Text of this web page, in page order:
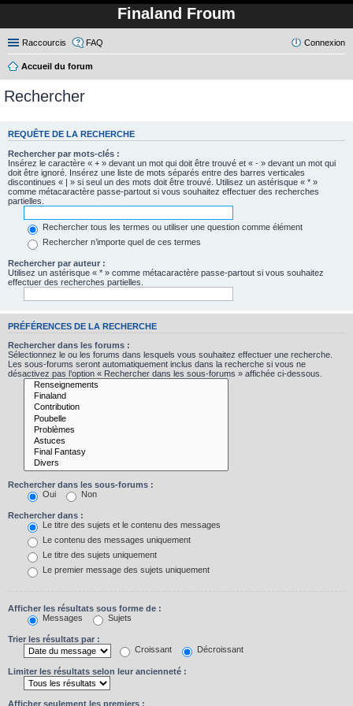
Finaland Froum
Raccourcis FAQ Connexion
Accueil du forum
Rechercher
REQUÊTE DE LA RECHERCHE
Rechercher par mots-clés :
Insérez le caractère « + » devant un mot qui doit être trouvé et « - » devant un mot qui
doit être ignoré. Insérez une liste de mots séparés entre des barres verticales
discontinues « | » si seul un des mots doit être trouvé. Utilisez un astérisque « * »
comme métacaractère passe-partout si vous souhaitez effectuer des recherches
partielles.
Rechercher tous les termes ou utiliser une question comme élément
Rechercher n’importe quel de ces termes
Rechercher par auteur :
Utilisez un astérisque « * » comme métacaractère passe-partout si vous souhaitez
effectuer des recherches partielles.
PRÉFÉRENCES DE LA RECHERCHE
Rechercher dans les forums :
Sélectionnez le ou les forums dans lesquels vous souhaitez effectuer une recherche.
Les sous-forums seront automatiquement inclus dans la recherche si vous ne
désactivez pas l’option « Rechercher dans les sous-forums » affichée ci-dessous.
Rechercher dans les sous-forums :
Oui
Non
Rechercher dans :
Le titre des sujets et le contenu des messages
Le contenu des messages uniquement
Le titre des sujets uniquement
Le premier message des sujets uniquement
Afficher les résultats sous forme de :
Messages
Sujets
Trier les résultats par :
Croissant
Décroissant
Limiter les résultats selon leur ancienneté :
Afficher seulement les premiers :